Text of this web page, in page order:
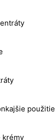
použitie
krémy